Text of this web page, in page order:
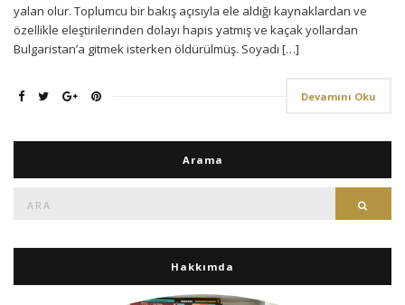
yalan olur. Toplumcu bir bakış açısıyla ele aldığı kaynaklardan ve
özellikle eleştirilerinden dolayı hapis yatmış ve kaçak yollardan
Bulgaristan’a gitmek isterken öldürülmüş. Soyadı […]
Devamını Oku
Arama
Hakkımda